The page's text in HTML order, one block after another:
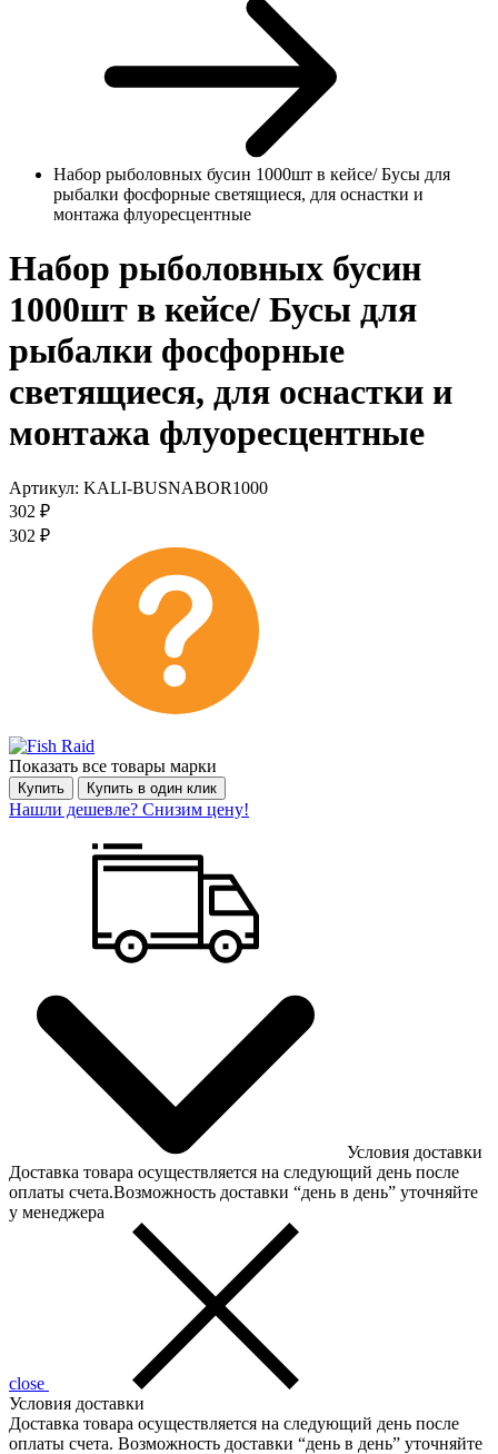
Набор рыболовных бусин 1000шт в кейсе/ Бусы для
рыбалки фосфорные светящиеся, для оснастки и
монтажа флуоресцентные
Набор рыболовных бусин
1000шт в кейсе/ Бусы для
рыбалки фосфорные
светящиеся, для оснастки и
монтажа флуоресцентные
Артикул: KALI-BUSNABOR1000
302 ₽
302 ₽
Показать все товары марки
Купить Купить в один клик
Нашли дешевле? Снизим цену!
Условия доставки
Доставка товара осуществляется на следующий день после
оплаты счета.Возможность доставки “день в день” уточняйте
у менеджера
close
Условия доставки
Доставка товара осуществляется на следующий день после
оплаты счета. Возможность доставки “день в день” уточняйте